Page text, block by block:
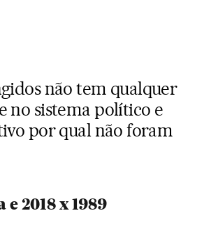
não tem qualquer
no sistema político e
por qual não foram
2018 x 1989